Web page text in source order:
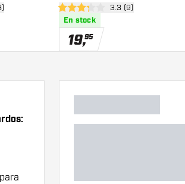
de reseñas abrir panel de
3.3 estrellas de puntuación
3.3 (9)
En stock
19,95